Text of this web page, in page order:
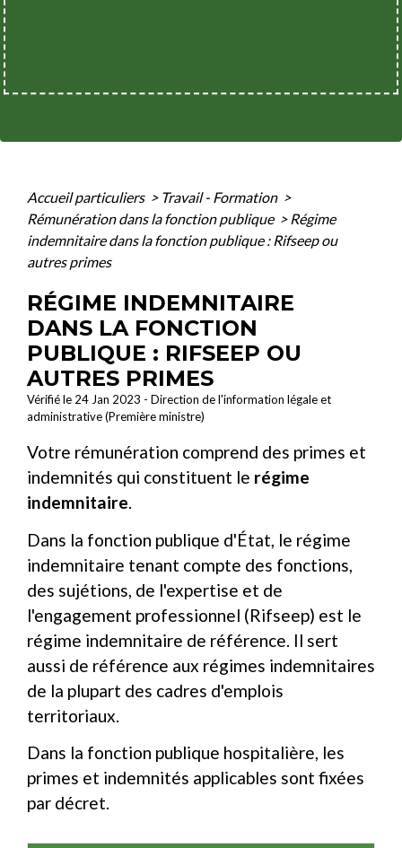
Accueil particuliers > Travail - Formation >
Rémunération dans la fonction publique > Régime
indemnitaire dans la fonction publique : Rifseep ou
autres primes
RÉGIME INDEMNITAIRE
DANS LA FONCTION
PUBLIQUE : RIFSEEP OU
AUTRES PRIMES
Vérifié le 24 Jan 2023 - Direction de l'information légale et
administrative (Première ministre)
Votre rémunération comprend des primes et
indemnités qui constituent le régime
indemnitaire.
Dans la fonction publique d'État, le régime
indemnitaire tenant compte des fonctions,
des sujétions, de l'expertise et de
l'engagement professionnel (Rifseep) est le
régime indemnitaire de référence. Il sert
aussi de référence aux régimes indemnitaires
de la plupart des cadres d'emplois
territoriaux.
Dans la fonction publique hospitalière, les
primes et indemnités applicables sont fixées
par décret.